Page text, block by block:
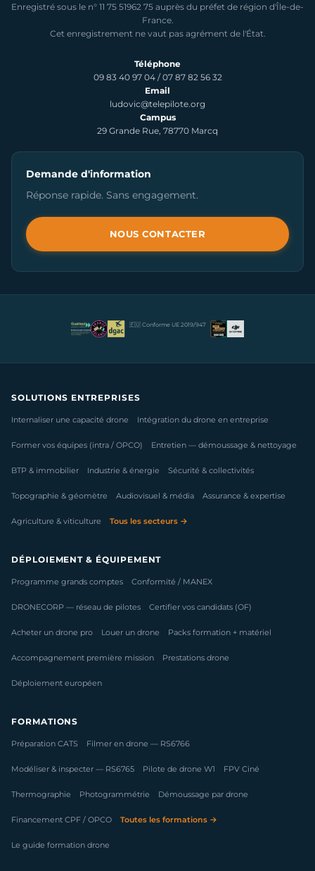
Enregistré sous le n° 11 75 51962 75 auprès du préfet de région d'Île-de-
France.
Cet enregistrement ne vaut pas agrément de l'État.
Téléphone
09 83 40 97 04 /07 87 82 56 32
Email
ludovic@telepilote.org
Campus
29 Grande Rue, 78770 Marcq
Demande d'information
Réponse rapide. Sans engagement.
NOUS CONTACTER
🇪🇺 Conforme UE 2019/947
SOLUTIONS ENTREPRISES
Internaliser une capacité drone Intégration du drone en entreprise
Former vos équipes (intra / OPCO) Entretien — démoussage & nettoyage
BTP & immobilier Industrie & énergie Sécurité & collectivités
Topographie & géomètre Audiovisuel & média Assurance & expertise
Agriculture & viticulture Tous les secteurs →
DÉPLOIEMENT & ÉQUIPEMENT
Programme grands comptes Conformité / MANEX
DRONECORP — réseau de pilotes Certifier vos candidats (OF)
Acheter un drone pro Louer un drone Packs formation + matériel
Accompagnement première mission Prestations drone
Déploiement européen
FORMATIONS
Préparation CATS Filmer en drone — RS6766
Modéliser & inspecter — RS6765 Pilote de drone W1 FPV Ciné
Thermographie Photogrammétrie Démoussage par drone
Financement CPF / OPCO Toutes les formations →
Le guide formation drone